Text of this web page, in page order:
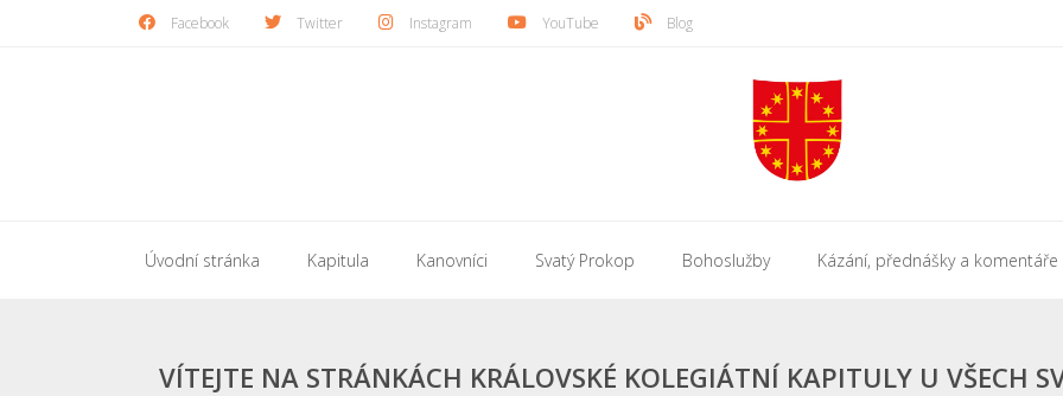
Facebook Twitter Instagram YouTube Blog
Úvodní stránka Kapitula Kanovníci Svatý Prokop Bohoslužby Kázání, přednášky a komentáře
VÍTEJTE NA STRÁNKÁCH KRÁLOVSKÉ KOLEGIÁTNÍ KAPITULY U VŠECH